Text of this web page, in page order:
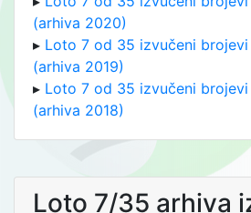
(arhiva 2020)
▸ Loto 7 od 35 izvučeni
(arhiva 2019)
▸ Loto 7 od 35 izvučeni
(arhiva 2018)
Loto 7/35 arhiva